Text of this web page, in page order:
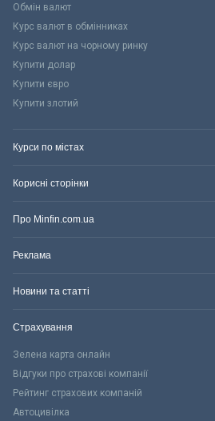
Обмін валют
Курс валют в обмінниках
Курс валют на чорному ринку
Купити долар
Купити євро
Купити злотий
Курси по містах
Корисні сторінки
Про Minfin.com.ua
Реклама
Новини та статті
Страхування
Зелена карта онлайн
Відгуки про страхові компанії
Рейтинг страхових компаній
Автоцивілка